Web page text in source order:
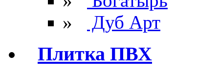
»
Дуб Арт
Плитка ПВХ